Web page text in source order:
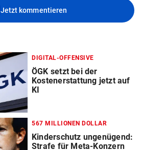
Jetzt kommentieren
DIGITAL-OFFENSIVE
ÖGK setzt bei der
Kostenerstattung jetzt auf
KI
567 MILLIONEN DOLLAR
Kinderschutz ungenügend:
Strafe für Meta-Konzern